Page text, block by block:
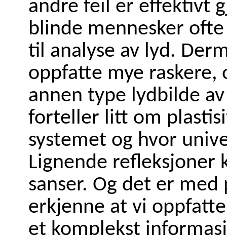
andre feil er effektivt
blinde mennesker
til analyse av lyd.
oppfatte mye raskere,
annen type lydbilde
forteller litt om
systemet og hvor
Lignende refleksjoner
sanser. Og det er med
erkjenne at vi
et komplekst